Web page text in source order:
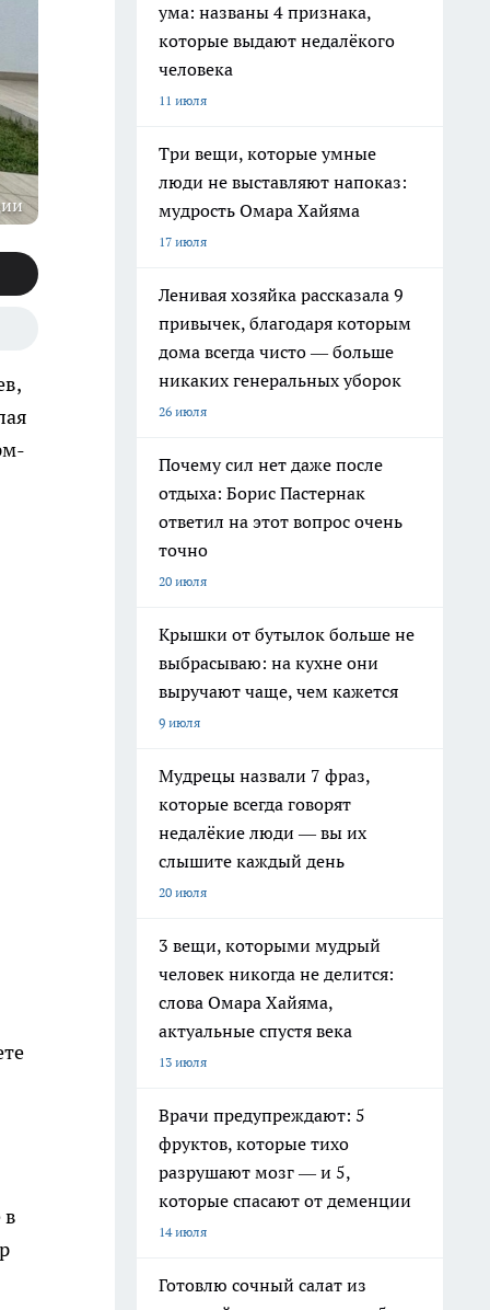
в
ума: названы 4 признака,
которые выдают недалёкого
человека
11 июля
Три вещи, которые умные
люди не выставляют напоказ:
мудрость Омара Хайяма
17 июля
Ленивая хозяйка рассказала 9
привычек, благодаря которым
дома всегда чисто — больше
никаких генеральных уборок
26 июля
Почему сил нет даже после
отдыха: Борис Пастернак
ответил на этот вопрос очень
точно
20 июля
Крышки от бутылок больше не
выбрасываю: на кухне они
выручают чаще, чем кажется
9 июля
Мудрецы назвали 7 фраз,
которые всегда говорят
недалёкие люди — вы их
слышите каждый день
20 июля
3 вещи, которыми мудрый
человек никогда не делится:
слова Омара Хайяма,
актуальные спустя века
13 июля
Врачи предупреждают: 5
фруктов, которые тихо
разрушают мозг — и 5,
которые спасают от деменции
14 июля
Готовлю сочный салат из